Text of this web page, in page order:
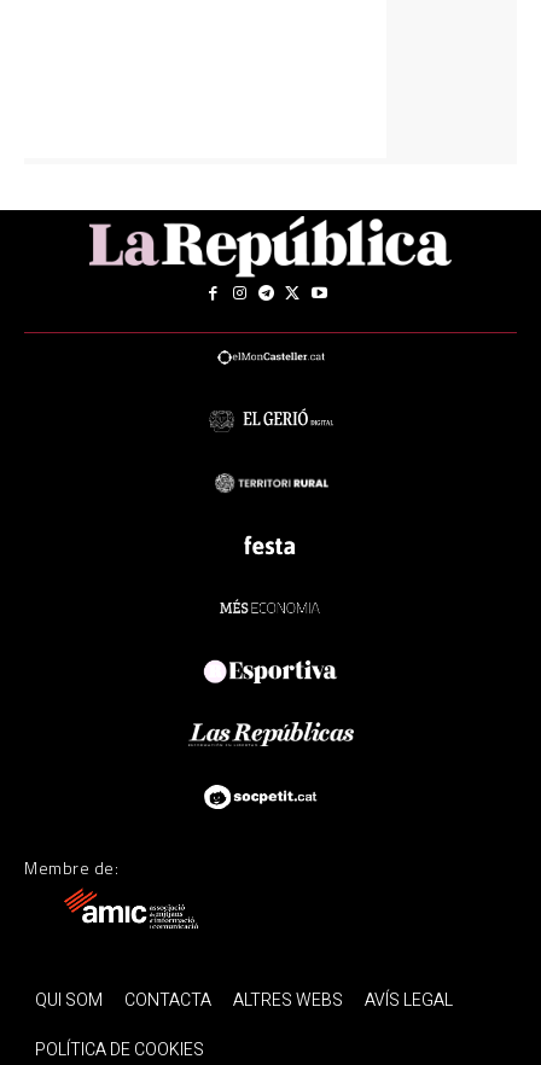
Membre de:
QUI SOM CONTACTA ALTRES WEBS
AVÍS LEGAL
POLÍTICA DE COOKIES